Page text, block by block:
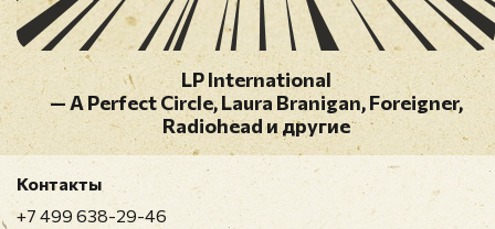
LP International
— A Perfect Circle, Laura Branigan, Foreigner,
Radiohead и другие
Контакты
+7 499 638-29-46